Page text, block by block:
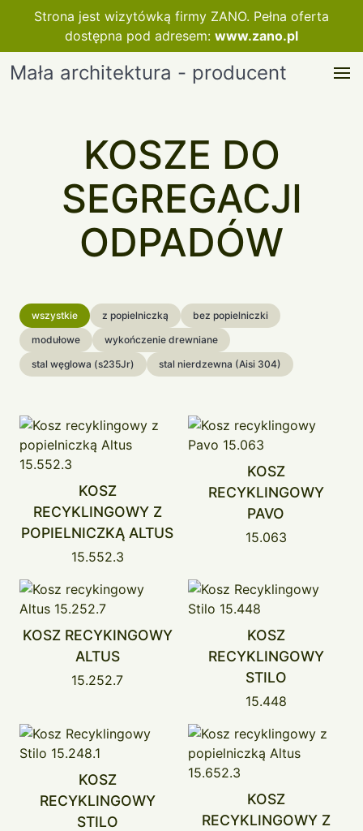
Strona jest wizytówką firmy ZANO. Pełna oferta
dostępna pod adresem: www.zano.pl
Mała architektura - producent
KOSZE DO
SEGREGACJI
ODPADÓW
wszystkie z popielniczką
bez popielniczki
modułowe
wykończenie drewniane
stal węglowa (s235Jr)
stal nierdzewna (Aisi 304)
KOSZ
RECYKLINGOWY Z
POPIELNICZKĄ ALTUS
15.552.3
KOSZ
RECYKLINGOWY
PAVO
15.063
KOSZ RECYKINGOWY
ALTUS
15.252.7
KOSZ
RECYKLINGOWY
STILO
15.448
KOSZ
RECYKLINGOWY
STILO
KOSZ
RECYKLINGOWY Z